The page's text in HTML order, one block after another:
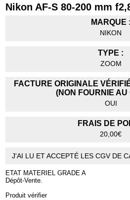
Nikon AF-S 80-200 mm
MARQUE :
NIKON
TYPE :
ZOOM
FACTURE ORIGINALE
(NON FOURNIE AU
OUI
FRAIS DE
20,00€
J'AI LU ET ACCEPTÉ LES CGV DE
ETAT MATERIEL GRADE A
Dépôt-Vente.
Produit vérifier